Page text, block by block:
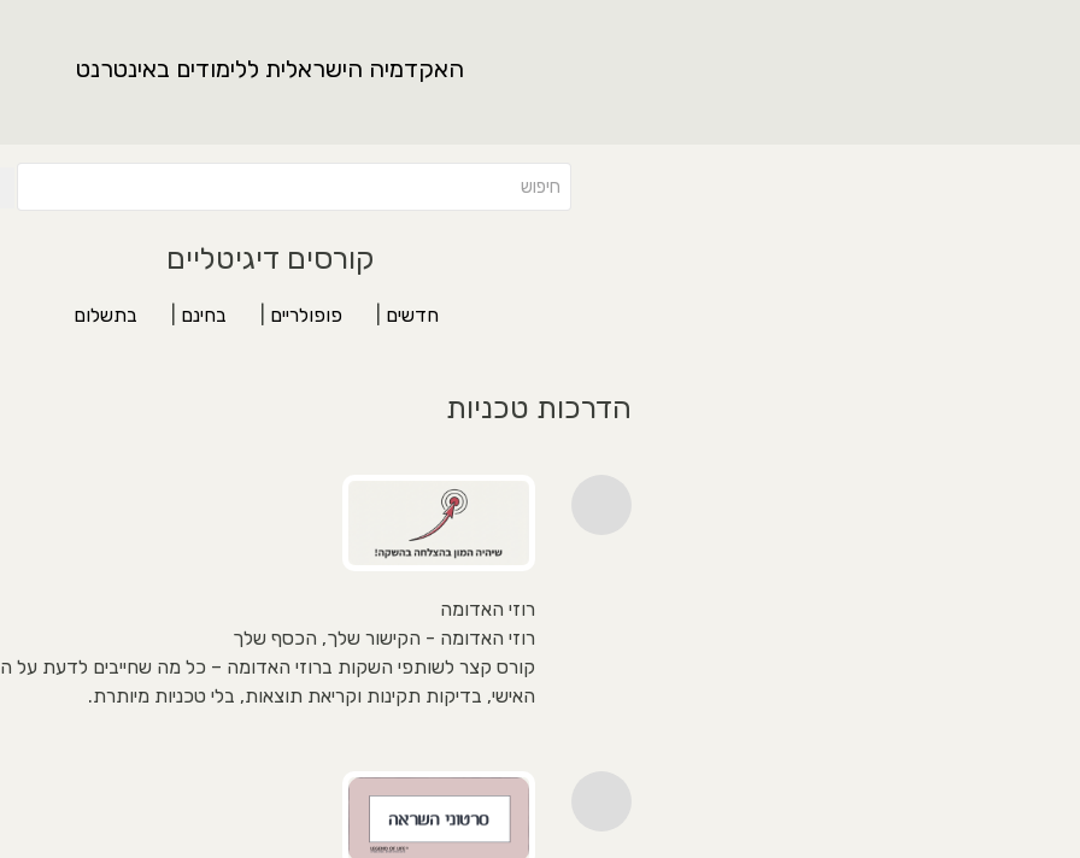
האקדמיה הישראלית ללימודים באינטרנט
קורסים דיגיטליים
חדשים פופולריים בחינם בתשלום
הדרכות טכניות
רוזי האדומה
רוזי האדומה - הקישור שלך, הכסף שלך
קורס קצר לשותפי השקות ברוזי האדומה – כל מה שחייבים לדעת על
האישי, בדיקות תקינות וקריאת תוצאות, בלי טכניות מיותרת.